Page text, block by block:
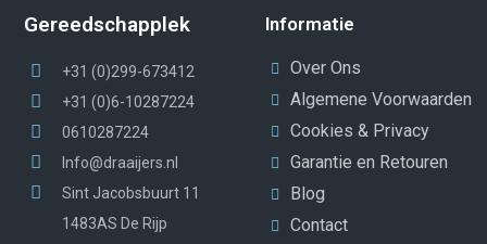
Gereedschapplek
+31 (0)299-673412
+31 (0)6-10287224
0610287224
Info@draaijers.nl
Sint Jacobsbuurt 11
1483AS De Rijp
Informatie
Over Ons
Algemene Voorwaarden
Cookies & Privacy
Garantie en Retouren
Blog
Contact